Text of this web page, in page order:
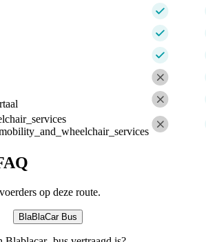
op deze route.
BlaBlaCar Bus